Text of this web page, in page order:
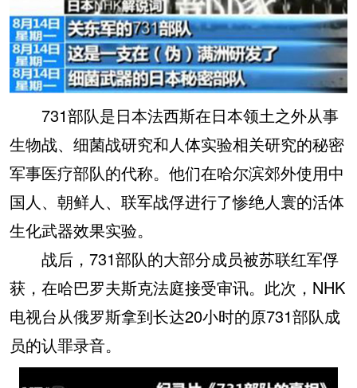
731部队是日本法西斯在日本领土之外从事
生物战、细菌战研究和人体实验相关研究的秘密
军事医疗部队的代称。他们在哈尔滨郊外使用中
国人、朝鲜人、联军战俘进行了惨绝人寰的活体
生化武器效果实验。
战后，731部队的大部分成员被苏联红军俘
获，在哈巴罗夫斯克法庭接受审讯。此次，NHK
电视台从俄罗斯拿到长达20小时的原731部队成
员的认罪录音。